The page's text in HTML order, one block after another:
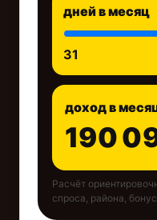
дней в месяц
31
доход в
190
Расчёт
спроса, района,